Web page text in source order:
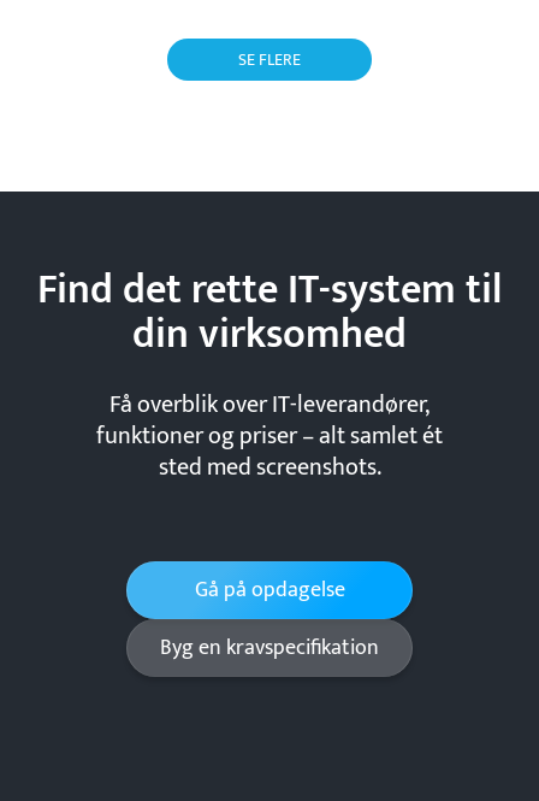
SE FLERE
Find det rette IT-system til
dinvirksomhed
Få overblik over IT-leverandører,
funktioner og priser – alt samlet ét
sted med screenshots.
Gå på opdagelse
Byg en kravspecifikation